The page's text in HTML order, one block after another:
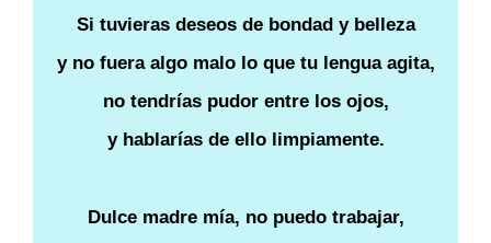
Si tuvieras deseos de bondad y belleza
y no fuera algo malo lo que tu lengua agita,
no tendrías pudor entre los ojos,
y hablarías de ello limpiamente.
Dulce madre mía, no puedo trabajar,